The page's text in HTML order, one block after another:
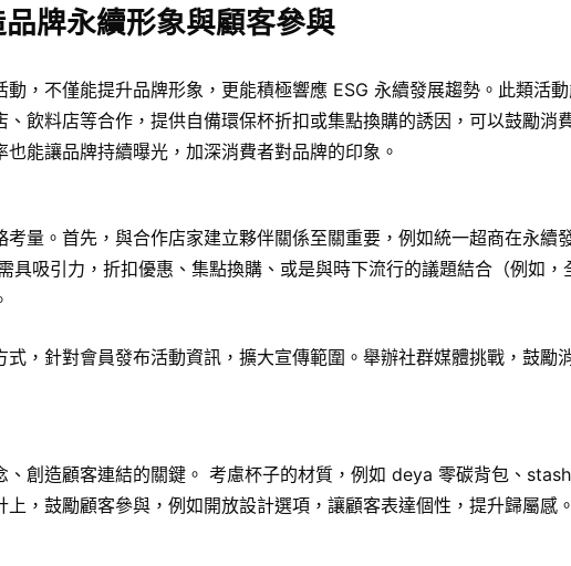
牌永續形象與顧客參與
，不僅能提升品牌形象，更能積極響應 ESG 永續發展趨勢。此類活
飲料店等合作，提供自備環保杯折扣或集點換購的誘因，可以鼓勵消
能讓品牌持續曝光，加深消費者對品牌的印象。
量。首先，與合作店家建立夥伴關係至關重要，例如統一超商在永續
具吸引力，折扣優惠、集點換購、或是與時下流行的議題結合（例如
，針對會員發布活動資訊，擴大宣傳範圍。舉辦社群媒體挑戰，鼓勵
創造顧客連結的關鍵。 考慮杯子的材質，例如 deya 零碳背包、
，鼓勵顧客參與，例如開放設計選項，讓顧客表達個性，提升歸屬感。